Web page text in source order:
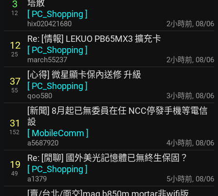
3
12
塔散
[ PC_Shopping ]
hix020421680 2小時前, 08/06
12
25
Re: [情報] LEKUO PB65MX3 擴充卡
[ PC_Shopping ]
march55237 2小時前, 08/06
37
55
[心得] 微星顯卡保內送修 升級
[ PC_Shopping ]
qoo580 3小時前, 08/06
31
152
[新聞] 8月起已無委員在任 NCC停發手機等電信
設
[ MobileComm ]
a5687920 4小時前, 08/06
19
49
Re: [閒聊] 國外美光記憶體已無終生保固？
[ PC_Shopping ]
a1379 5小時前, 08/06
[賣/台北/面交]mag b850m mortar非wifi版